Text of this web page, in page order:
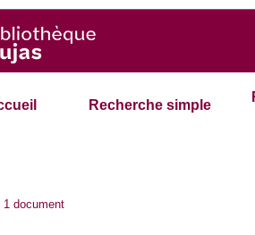
Recherche simple
1 document